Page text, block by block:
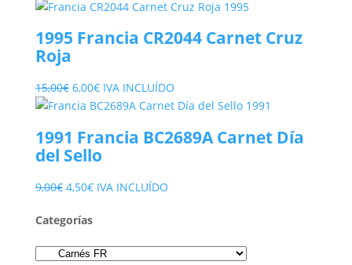
1995 Francia CR2044 Carnet Cruz
Roja
15,00€ El
precio
era:
15,00€.
6,00€El
precio
es:
6,00€.
IVA INCLUÍDO
1991 Francia BC2689A Carnet Día
del Sello
9,00€ El
original
9,00€.
4,50€El
actual
4,50€.
IVA INCLUÍDO
Categorías